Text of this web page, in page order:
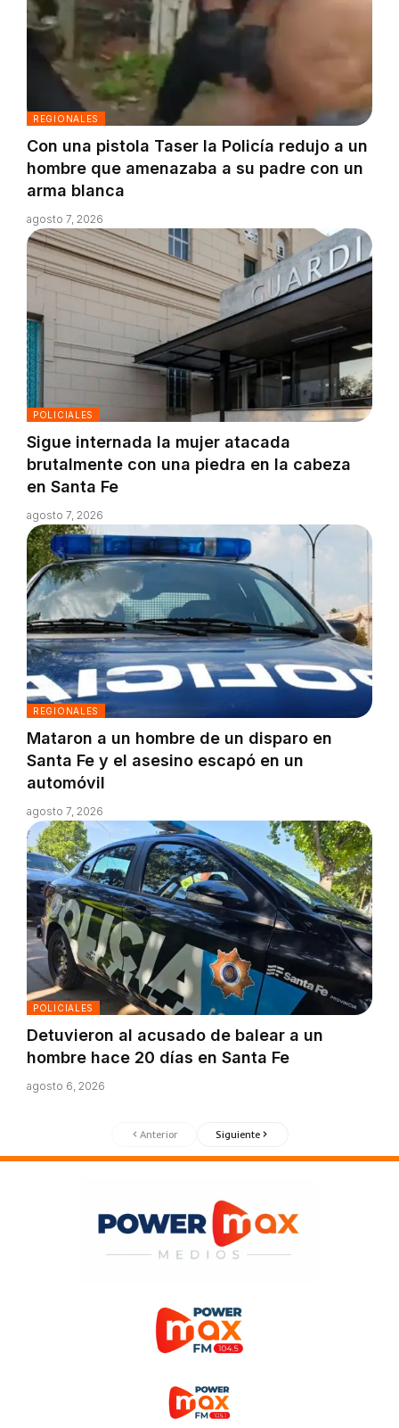
REGIONALES
Con una pistola Taser la Policía redujo a un
hombre que amenazaba a su padre con un
arma blanca
agosto 7, 2026
POLICIALES
Sigue internada la mujer atacada
brutalmente con una piedra en la cabeza
en Santa Fe
agosto 7, 2026
REGIONALES
Mataron a un hombre de un disparo en
Santa Fe y el asesino escapó en un
automóvil
agosto 7, 2026
POLICIALES
Detuvieron al acusado de balear a un
hombre hace 20 días en Santa Fe
agosto 6, 2026
Anterior Siguiente